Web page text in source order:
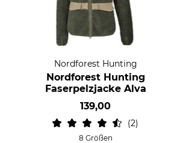
Nordforest Hunting
Nordforest Hunting
Faserpelzjacke Alva
139,00
2
8 Größen